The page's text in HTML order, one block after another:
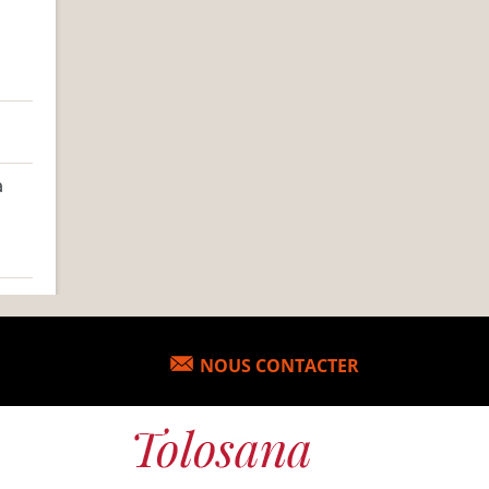
NOUS CONTACTER